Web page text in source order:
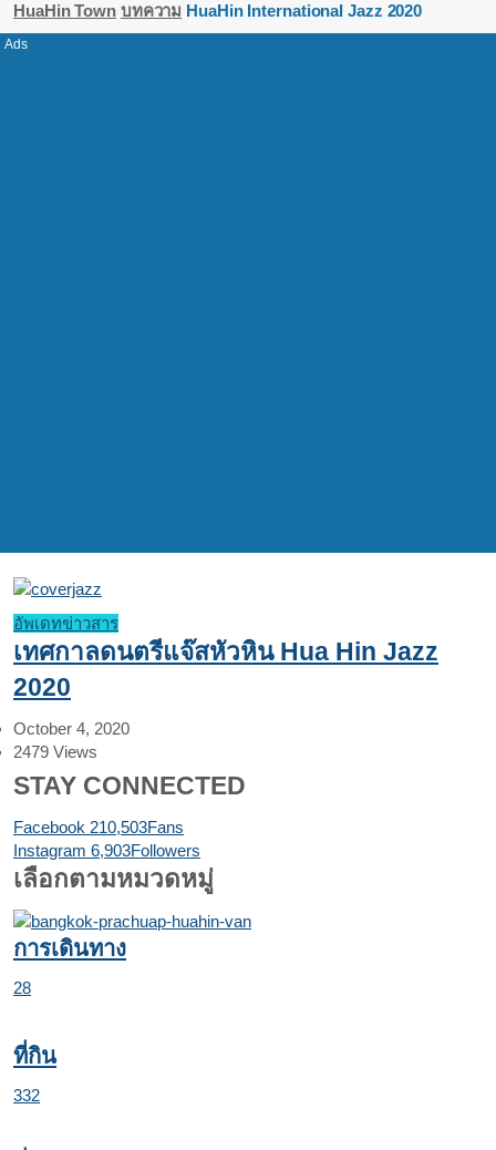
HuaHin Town บทความ HuaHin International Jazz 2020
อัพเดทข่าวสาร
เทศกาลดนตรีแจ๊สหัวหิน Hua Hin Jazz
2020
October 4, 2020
2479 Views
STAY CONNECTED
Facebook 210,503Fans
Instagram 6,903Followers
เลือกตามหมวดหมู่
การเดินทาง
28
ที่กิน
332